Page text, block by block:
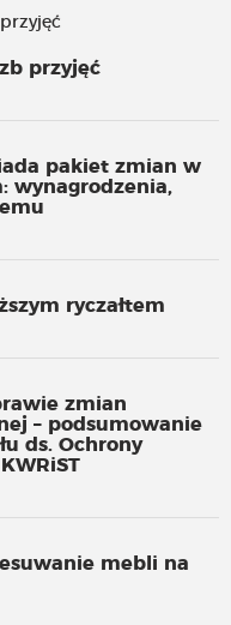
przyjęć
pakiet zmian w
wynagrodzenia,
ryczałtem
zmian
– podsumowanie
ds. Ochrony
mebli na